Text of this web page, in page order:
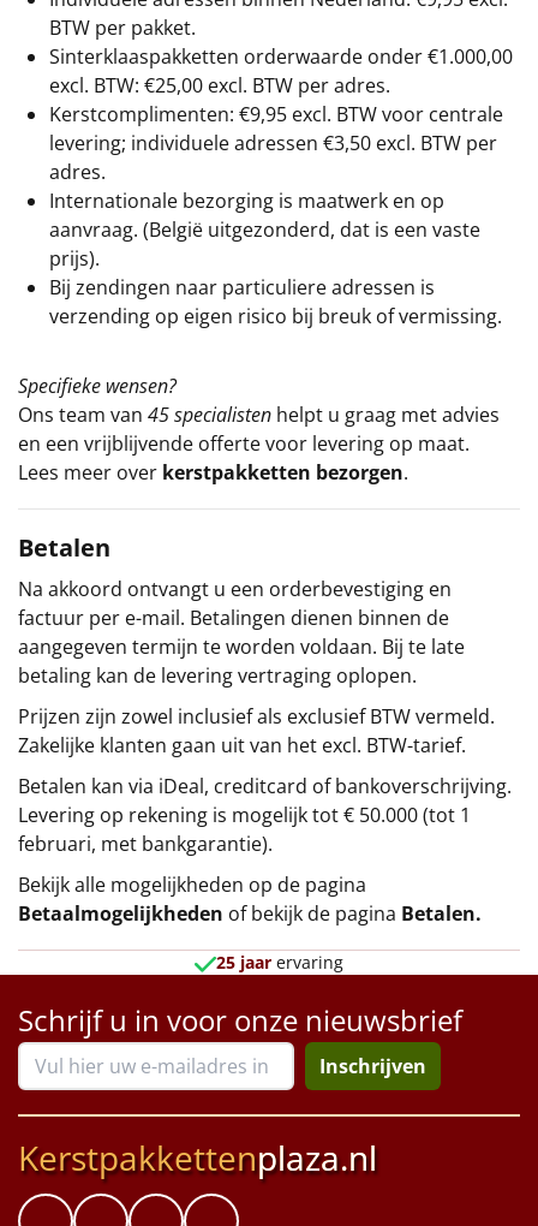
BTW per pakket.
Sinterklaaspakketten orderwaarde onder €1.000,00
excl. BTW: €25,00 excl. BTW per adres.
Kerstcomplimenten: €9,95 excl. BTW voor centrale
levering; individuele adressen €3,50 excl. BTW per
adres.
Internationale bezorging is maatwerk en op
aanvraag. (België uitgezonderd, dat is een vaste
prijs).
Bij zendingen naar particuliere adressen is
verzending op eigen risico bij breuk of vermissing.
Specifieke wensen?
Ons team van 45 specialisten helpt u graag met advies
en een vrijblijvende offerte voor levering op maat.
Lees meer over kerstpakketten bezorgen.
Betalen
Na akkoord ontvangt u een orderbevestiging en
factuur per e-mail. Betalingen dienen binnen de
aangegeven termijn te worden voldaan. Bij te late
betaling kan de levering vertraging oplopen.
Prijzen zijn zowel inclusief als exclusief BTW vermeld.
Zakelijke klanten gaan uit van het excl. BTW-tarief.
Betalen kan via iDeal, creditcard of bankoverschrijving.
Levering op rekening is mogelijk tot € 50.000 (tot 1
februari, met bankgarantie).
Bekijk alle mogelijkheden op de pagina
Betaalmogelijkheden of bekijk de pagina Betalen.
25 jaar ervaring
Schrijf u in voor onze nieuwsbrief
Inschrijven
Kerstpakkettenplaza.nl